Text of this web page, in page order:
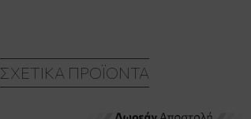
ΣΧΕΤΙΚΆ ΠΡΟΪΌΝΤΑ